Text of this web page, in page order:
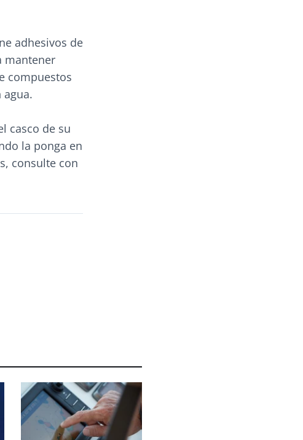
adhesivos de
mantener
compuestos
casco de su
la ponga en
consulte con